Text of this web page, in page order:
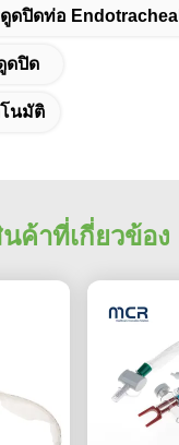
ดปิดท่อ Endotracheal
ดปิด
นมัติ
ค้าที่เกี่ยวข้อง